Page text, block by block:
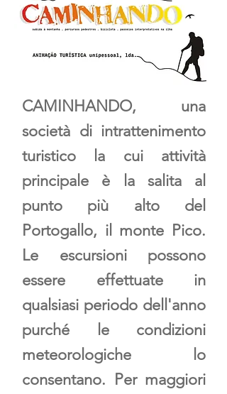
CAMINHANDO, una
società di intrattenimento
turistico la cui attività
principale è la salita al
punto più alto del
Portogallo, il monte Pico.
Le escursioni possono
essere effettuate in
qualsiasi periodo dell'anno
purché le condizioni
meteorologiche lo
consentano. Per maggiori